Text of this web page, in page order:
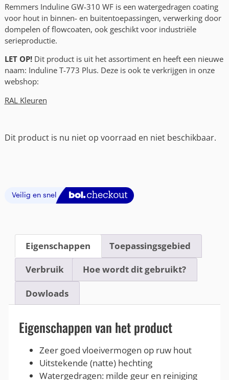
Remmers Induline GW-310 WF is een watergedragen coating
voor hout in binnen- en buitentoepassingen, verwerking door
dompelen of flowcoaten, ook geschikt voor industriële
serieproductie.
LET OP!Dit product is uit het assortiment en heeft een nieuwe
naam: Induline T-773 Plus. Deze is ook te verkrijgen in onze
webshop:
RAL Kleuren
Dit product is nu niet op voorraad en niet beschikbaar.
Eigenschappen Toepassingsgebied
Verbruik Hoe wordt dit gebruikt?
Dowloads
Eigenschappen van het product
Zeer goed vloeivermogen op ruw hout
Uitstekende (natte) hechting
Watergedragen: milde geur en reiniging